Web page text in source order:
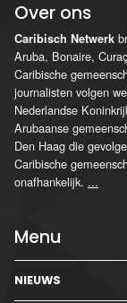
Over ons
Caribisch Netwerk
Aruba, Bonaire,
Caribische
journalisten volgen
Nederlandse
Arubaanse
Den Haag die
Caribische
onafhankelijk. ...
Menu
NIEUWS